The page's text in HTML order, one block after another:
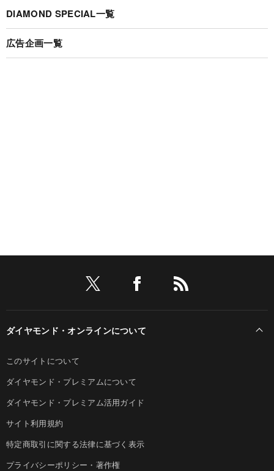
DIAMOND SPECIAL一覧
広告企画一覧
ダイヤモンド・オンラインについて
このサイトについて
ダイヤモンド・プレミアムについて
ダイヤモンド・プレミアム活用ガイド
サイト利用規約
特定商取引に関する法律に基づく表示
プライバシーポリシー・著作権